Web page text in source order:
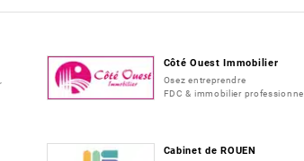
Côté Ouest Immobilier
Osez entreprendre
FDC & immobilier professionnel
Cabinet de ROUEN